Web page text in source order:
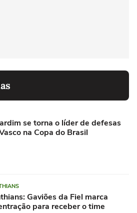
se torna o líder de defesas
na Copa do Brasil
Gaviões da Fiel marca
para receber o time